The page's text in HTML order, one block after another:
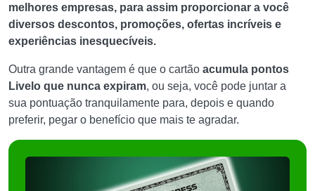
melhores empresas, para assim proporcionar a você
diversos descontos, promoções, ofertas incríveis e
experiências inesquecíveis.
Outra grande vantagem é que o cartão acumula pontos
Livelo que nunca expiram, ou seja, você pode juntar a
sua pontuação tranquilamente para, depois e quando
preferir, pegar o benefício que mais te agradar.